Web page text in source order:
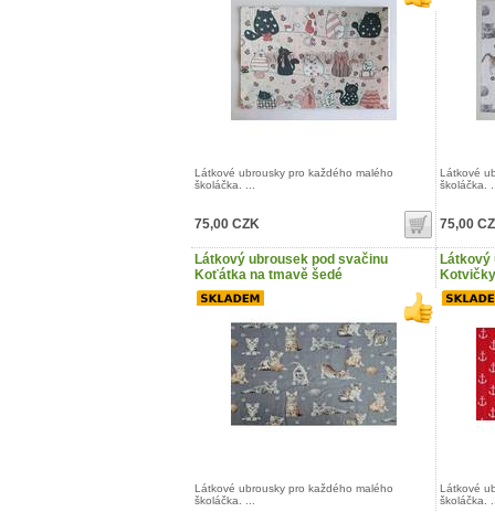
Látkové ubrousky pro každého malého
školáčka. ...
75,00 CZK
Látkové
školáčka.
75,00
Látkový ubrousek pod svačinu
Koťátka na tmavě šedé
Látkové ubrousky pro každého malého
školáčka. ...
Látkový
Látkové
školáčka.